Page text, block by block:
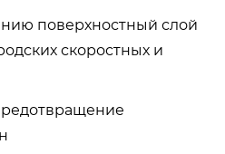
поверхностный слой
скоростных и